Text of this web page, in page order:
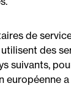
de
des
suivants,
européenne